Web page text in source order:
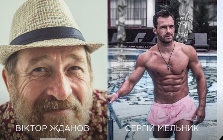
ВІКТОР ЖДАНОВ СЕРГІЙ МЕЛЬНИК